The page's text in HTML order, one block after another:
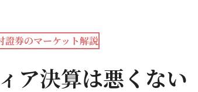
證券のマーケット解説
ア決算は悪くな